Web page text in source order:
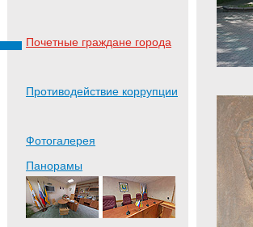
Почетные граждане города
Противодействие коррупции
Фотогалерея
Панорамы